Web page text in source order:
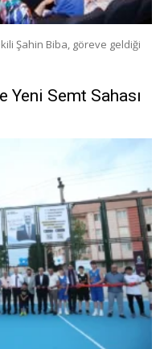
Şahin Biba, göreve geldiği
Semt Sahası